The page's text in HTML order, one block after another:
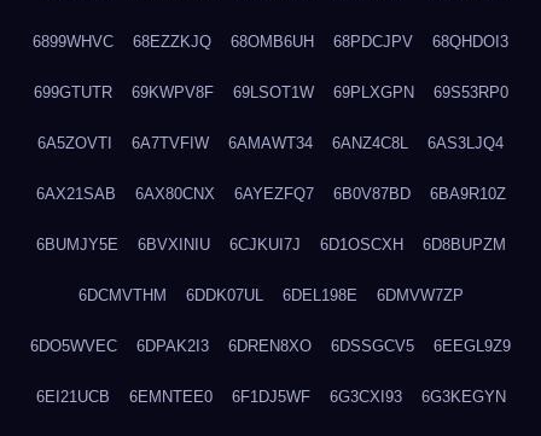
6899WHVC 68EZZKJQ 68OMB6UH 68PDCJPV 68QHDOI3
699GTUTR 69KWPV8F 69LSOT1W 69PLXGPN 69S53RP0
6A5ZOVTI 6A7TVFIW 6AMAWT34 6ANZ4C8L 6AS3LJQ4
6AX21SAB 6AX80CNX 6AYEZFQ7 6B0V87BD 6BA9R10Z
6BUMJY5E 6BVXINIU 6CJKUI7J 6D1OSCXH 6D8BUPZM
6DCMVTHM 6DDK07UL 6DEL198E 6DMVW7ZP
6DO5WVEC 6DPAK2I3 6DREN8XO 6DSSGCV5 6EEGL9Z9
6EI21UCB 6EMNTEE0 6F1DJ5WF 6G3CXI93 6G3KEGYN